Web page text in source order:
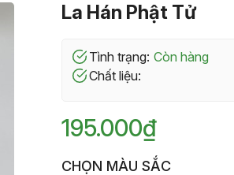
La Hán Phật Tử
Tình trạng:
còn hàng
Chất liệu:
195.000₫
CHỌN MÀU SẮC